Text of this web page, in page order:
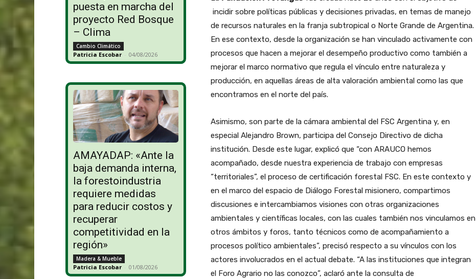
puesta en marcha del
proyecto Red Bosque
– Clima
Cambio Climático
Patricia Escobar - 04/08/2026
AMAYADAP: «Ante la
baja demanda interna,
la forestoindustria
requiere medidas
para reducir costos y
recuperar
competitividad en la
región»
Madera & Mueble
Patricia Escobar - 01/08/2026
incidir sobre políticas públicas y decisiones privadas, en temas de manejo
de recursos naturales en la franja subtropical o Norte Grande de Argentina.
En ese contexto, desde la organización se han vinculado activamente con
procesos que hacen a mejorar el desempeño productivo como también a
mejorar el marco normativo que regula el vínculo entre naturaleza y
producción, en aquellas áreas de alta valoración ambiental como las que
encontramos en el norte del país.
Asimismo, son parte de la cámara ambiental del FSC Argentina y, en
especial Alejandro Brown, participa del Consejo Directivo de dicha
institución. Desde este lugar, explicó que “con ARAUCO hemos
acompañado, desde nuestra experiencia de trabajo con empresas
“territoriales”, el proceso de certificación forestal FSC. En este contexto y
en el marco del espacio de Diálogo Forestal misionero, compartimos
discusiones e intercambiamos visiones con otras organizaciones
ambientales y científicas locales, con las cuales también nos vinculamos en
otros ámbitos y foros, tanto técnicos como de acompañamiento a
procesos político ambientales”, precisó respecto a su vínculos con los
actores involucrados en el actual debate. “A las instituciones que integran
el Foro Agrario no las conozco”, aclaró ante la consulta de